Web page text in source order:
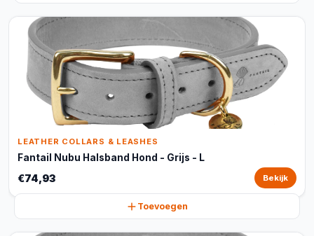
LEATHER COLLARS & LEASHES
Fantail Nubu Halsband Hond - Grijs - L
€74,93 Bekijk
Toevoegen